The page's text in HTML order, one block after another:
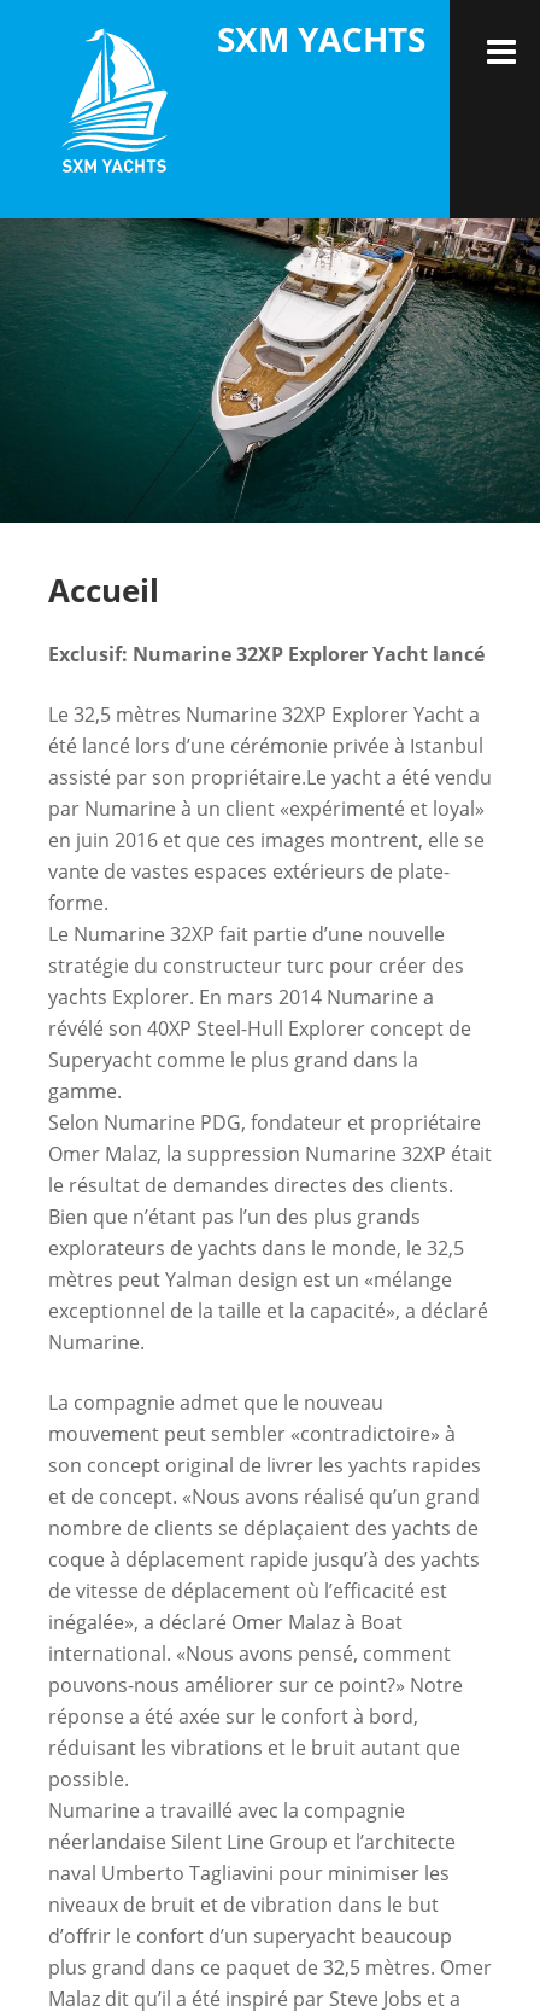
SXM YACHTS
Accueil
Exclusif: Numarine 32XP Explorer Yacht lancé
Le 32,5 mètres Numarine 32XP Explorer Yacht a
été lancé lors d’une cérémonie privée à Istanbul
assisté par son propriétaire.Le yacht a été vendu
par Numarine à un client «expérimenté et loyal»
en juin 2016 et que ces images montrent, elle se
vante de vastes espaces extérieurs de plate-
forme.
Le Numarine 32XP fait partie d’une nouvelle
stratégie du constructeur turc pour créer des
yachts Explorer. En mars 2014 Numarine a
révélé son 40XP Steel-Hull Explorer concept de
Superyacht comme le plus grand dans la
gamme.
Selon Numarine PDG, fondateur et propriétaire
Omer Malaz, la suppression Numarine 32XP était
le résultat de demandes directes des clients.
Bien que n’étant pas l’un des plus grands
explorateurs de yachts dans le monde, le 32,5
mètres peut Yalman design est un «mélange
exceptionnel de la taille et la capacité», a déclaré
Numarine.
La compagnie admet que le nouveau
mouvement peut sembler «contradictoire» à
son concept original de livrer les yachts rapides
et de concept. «Nous avons réalisé qu’un grand
nombre de clients se déplaçaient des yachts de
coque à déplacement rapide jusqu’à des yachts
de vitesse de déplacement où l’efficacité est
inégalée», a déclaré Omer Malaz à Boat
international. «Nous avons pensé, comment
pouvons-nous améliorer sur ce point?» Notre
réponse a été axée sur le confort à bord,
réduisant les vibrations et le bruit autant que
possible.
Numarine a travaillé avec la compagnie
néerlandaise Silent Line Group et l’architecte
naval Umberto Tagliavini pour minimiser les
niveaux de bruit et de vibration dans le but
d’offrir le confort d’un superyacht beaucoup
plus grand dans ce paquet de 32,5 mètres. Omer
Malaz dit qu’il a été inspiré par Steve Jobs et a